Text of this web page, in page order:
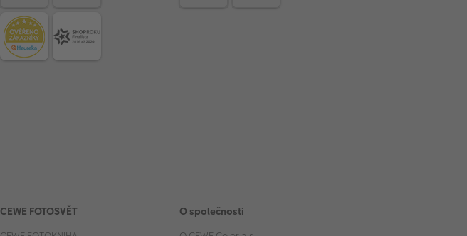
CEWE FOTOSVĚT O společnosti